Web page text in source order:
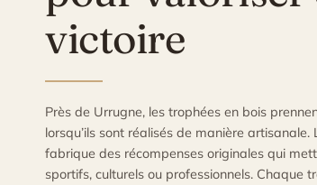
victoire
Près de Urrugne, les trophées en bois
lorsqu’ils sont réalisés de manière artisanale.
fabrique des récompenses originales qui
sportifs, culturels ou professionnels. Chaque